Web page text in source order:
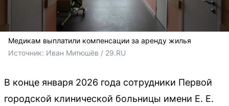
Медикам выплатили компенсации за аренду жилья
Источник: Иван Митюшёв / 29.RU
В конце января 2026 года сотрудники Первой
городской клинической больницы имени Е. Е.